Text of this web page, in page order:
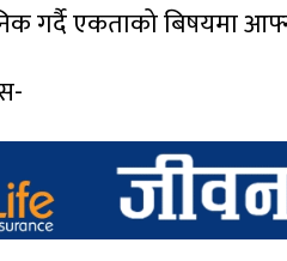
गर्दै एकताको बिषयमा